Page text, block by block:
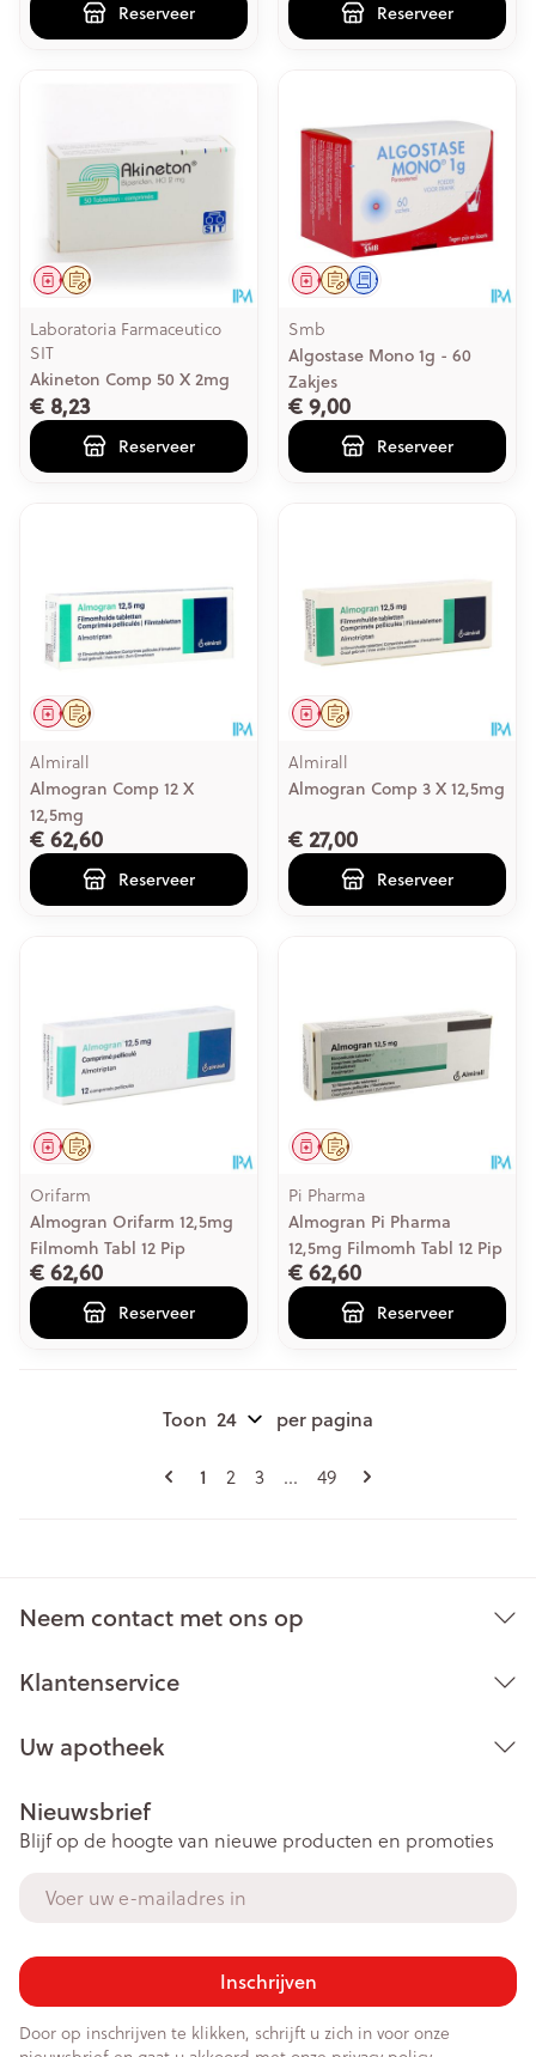
Reserveer Reserveer
Op voorschrift
Geneesmiddel
Laboratoria Farmaceutico
SIT
Akineton Comp 50 X 2mg
€ 8,23
Reserveer
Op voorschrift
GeneesmiddelSchriftelijke aanvraag
Smb
Algostase Mono 1g - 60
Zakjes
€ 9,00
Reserveer
Op voorschrift
Geneesmiddel
Almirall
Almogran Comp 12 X
12,5mg
€ 62,60
Reserveer
Op voorschrift
Geneesmiddel
Almirall
Almogran Comp 3 X 12,5mg
€ 27,00
Reserveer
Op voorschrift
Geneesmiddel
Orifarm
Almogran Orifarm 12,5mg
Filmomh Tabl 12 Pip
€ 62,60
Reserveer
Op voorschrift
Geneesmiddel
Pi Pharma
Almogran Pi Pharma
12,5mg Filmomh Tabl 12 Pip
€ 62,60
Reserveer
Pagina's
U lees momenteel pagina
1 Pagina
2 Pagina
3 ... Pagina
49
Toon per pagina
Neem contact met ons op
Klantenservice
Uw apotheek
Nieuwsbrief
Blijf op de hoogte van nieuwe producten en promoties
Inschrijven
Door op inschrijven te klikken, schrijft u zich in voor onze